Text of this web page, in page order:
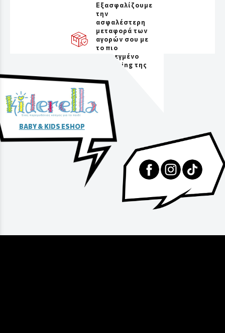
Εξασφαλίζουμε
την
ασφαλέστερη
μεταφορά των
αγορών σου με
το πιο
προσεγμένο
packaging της
BABY & KIDS ESHOP